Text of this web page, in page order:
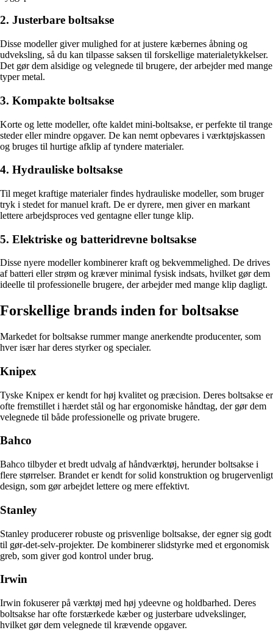
2. Justerbare boltsakse
Disse modeller giver mulighed for at justere kæbernes åbning og
udveksling, så du kan tilpasse saksen til forskellige materialetykkelser.
Det gør dem alsidige og velegnede til brugere, der arbejder med mange
typer metal.
3. Kompakte boltsakse
Korte og lette modeller, ofte kaldet mini-boltsakse, er perfekte til trange
steder eller mindre opgaver. De kan nemt opbevares i værktøjskassen
og bruges til hurtige afklip af tyndere materialer.
4. Hydrauliske boltsakse
Til meget kraftige materialer findes hydrauliske modeller, som bruger
tryk i stedet for manuel kraft. De er dyrere, men giver en markant
lettere arbejdsproces ved gentagne eller tunge klip.
5. Elektriske og batteridrevne boltsakse
Disse nyere modeller kombinerer kraft og bekvemmelighed. De drives
af batteri eller strøm og kræver minimal fysisk indsats, hvilket gør dem
ideelle til professionelle brugere, der arbejder med mange klip dagligt.
Forskellige brands inden for boltsakse
Markedet for boltsakse rummer mange anerkendte producenter, som
hver især har deres styrker og specialer.
Knipex
Tyske Knipex er kendt for høj kvalitet og præcision. Deres boltsakse er
ofte fremstillet i hærdet stål og har ergonomiske håndtag, der gør dem
velegnede til både professionelle og private brugere.
Bahco
Bahco tilbyder et bredt udvalg af håndværktøj, herunder boltsakse i
flere størrelser. Brandet er kendt for solid konstruktion og brugervenligt
design, som gør arbejdet lettere og mere effektivt.
Stanley
Stanley producerer robuste og prisvenlige boltsakse, der egner sig godt
til gør-det-selv-projekter. De kombinerer slidstyrke med et ergonomisk
greb, som giver god kontrol under brug.
Irwin
Irwin fokuserer på værktøj med høj ydeevne og holdbarhed. Deres
boltsakse har ofte forstærkede kæber og justerbare udvekslinger,
hvilket gør dem velegnede til krævende opgaver.